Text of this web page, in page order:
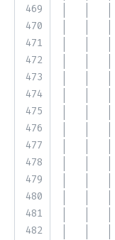
469
470
471
472
473
474
475
476
477
478
479
480
481
482
│   │
│   │
│   │
│   │
│   │
│   │
│   │
│   │
│   │
│   │
│   │
│   │
│   │
│   │